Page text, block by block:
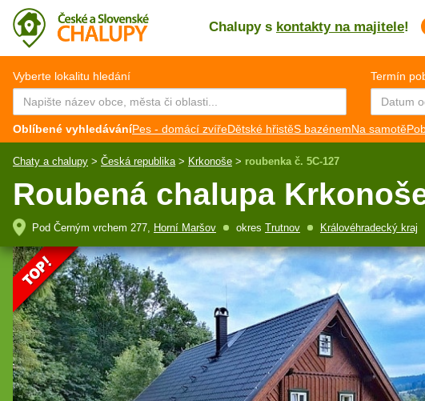
Chalupy s kontakty na majitele!
CZ EN
Vyberte lokalitu hledání Termín
Oblíbené vyhledáváníPes - domácí zvířeDětské hřistěS bazénemNa samotě
Chaty a chalupy > Česká republika > Krkonoše > roubenka č. 5C-127
Roubená chalupa
Pod Černým vrchem 277, Horní Maršov okres Trutnov Královéhradecký kraj